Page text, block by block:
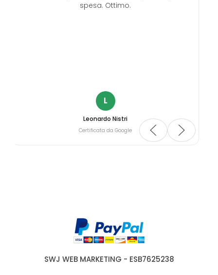
spesa. Ottimo.
L
Leonardo Nistri
Certificata da Google
SWJ WEB MARKETING - ESB7625238